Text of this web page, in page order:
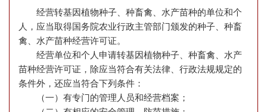
经营转基因植物种子、种畜禽、水产苗种的单位和个
人，应当取得国务院农业行政主管部门颁发的种子、种畜
禽、水产苗种经营许可证。
经营单位和个人申请转基因植物种子、种畜禽、水产
苗种经营许可证，除应当符合有关法律、行政法规规定的
条件外，还应当符合下列条件：
（一）有专门的管理人员和经营档案；